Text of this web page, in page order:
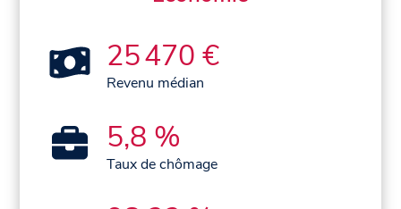
25 470 €
Revenu médian
5,8 %
Taux de chômage